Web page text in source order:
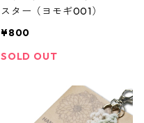
スター（ヨモギ001）
¥800
SOLD OUT